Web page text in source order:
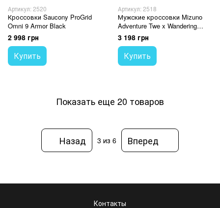
Артикул: 2520
Кроссовки Saucony ProGrid
Omni 9 Armor Black
2 998 грн
Купить
Артикул: 2518
Мужские кроссовки Mizuno
Adventure Twe x Wandering
Earth 'Grey Silver'
3 198 грн
Купить
Показать еще 20 товаров
Назад 3 из 6 Вперед
Контакты